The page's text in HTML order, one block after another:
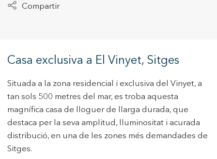
Compartir
Casa exclusiva a El Vinyet, Sitges
Situada a la zona residencial i exclusiva del Vinyet, a
tan sols 500 metres del mar, es troba aquesta
magnífica casa de lloguer de llarga durada, que
destaca per la seva amplitud, lluminositat i acurada
distribució, en una de les zones més demandades de
Sitges.